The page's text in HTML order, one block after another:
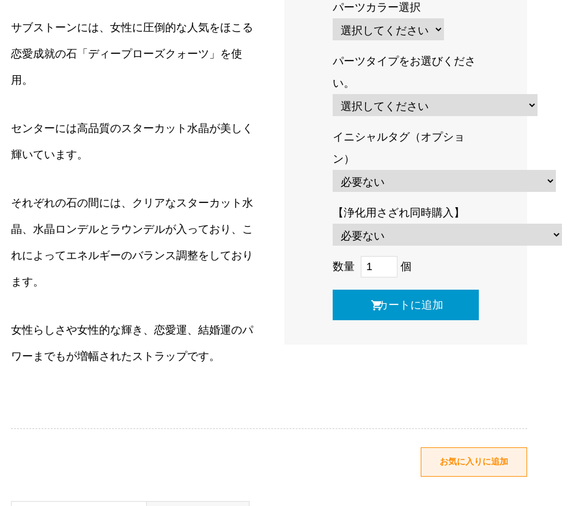
サブストーンには、女性に圧倒的な人気をほこる
恋愛成就の石「ディープローズクォーツ」を使
用。
センターには高品質のスターカット水晶が美しく
輝いています。
それぞれの石の間には、クリアなスターカット水
晶、水晶ロンデルとラウンデルが入っており、こ
れによってエネルギーのバランス調整をしており
ます。
女性らしさや女性的な輝き、恋愛運、結婚運のパ
ワーまでもが増幅されたストラップです。
パーツカラー選択
パーツタイプをお選びくださ
い。
イニシャルタグ（オプショ
ン）
【浄化用さざれ同時購入】
数量 個